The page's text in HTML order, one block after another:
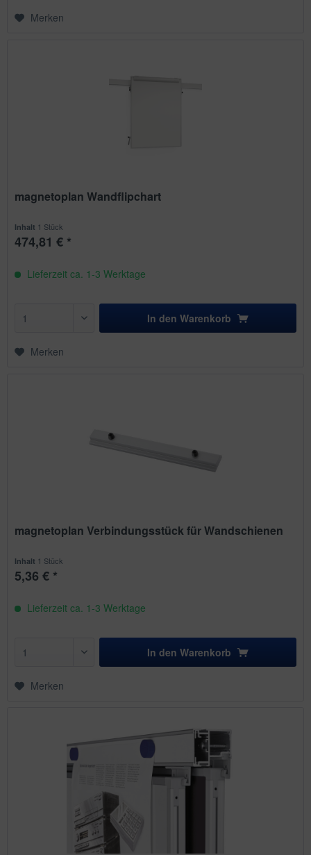
Merken
magnetoplan Wandflipchart
Inhalt 1 Stück
474,81 € *
Lieferzeit ca. 1-3 Werktage
In den Warenkorb
Merken
magnetoplan Verbindungsstück für Wandschienen
Inhalt 1 Stück
5,36 € *
Lieferzeit ca. 1-3 Werktage
In den Warenkorb
Merken